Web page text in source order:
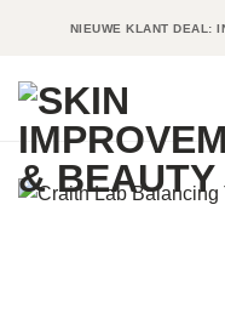
NIEUWE KLANT DEAL: